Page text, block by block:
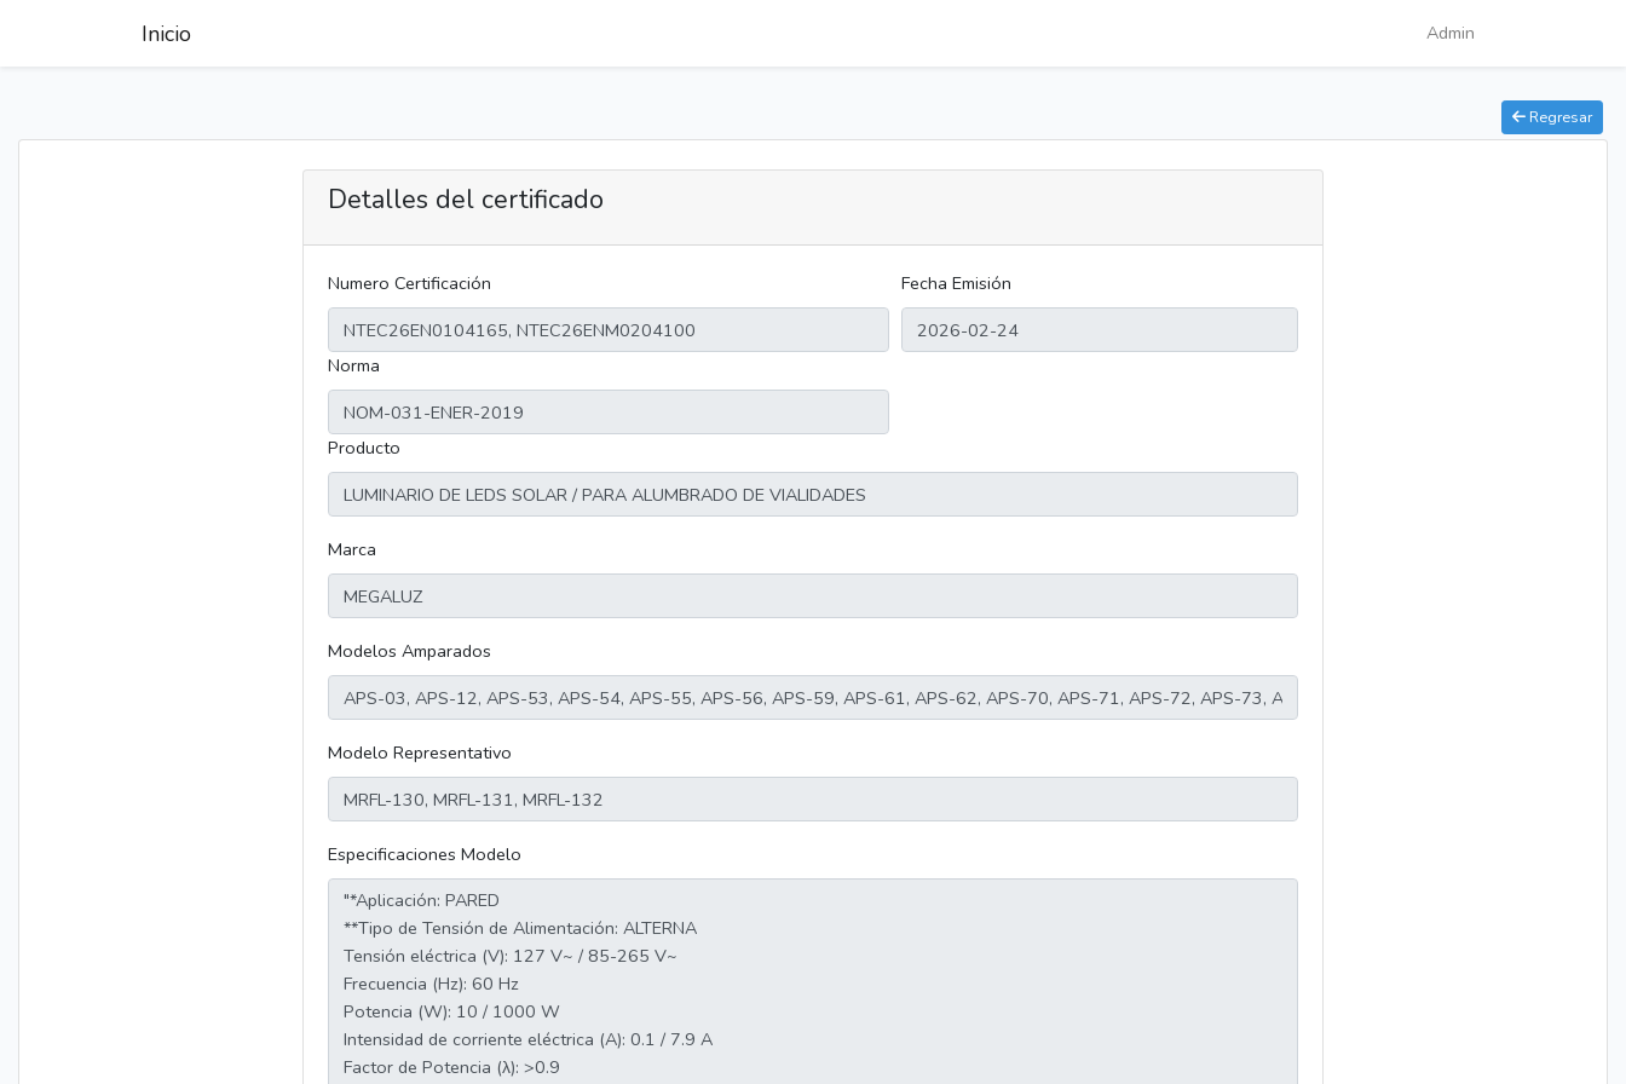
Inicio Admin
Regresar
Detalles del certificado
Numero Certificación Fecha Emisión
Norma
Producto
Marca
Modelos Amparados
Modelo Representativo
Especificaciones Modelo